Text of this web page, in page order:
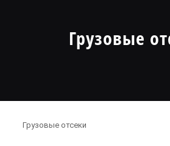
Грузовые
Грузовые отсеки